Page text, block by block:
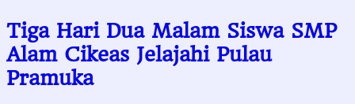
A
M
A
Tiga Hari Dua Malam Siswa SMP
Alam Cikeas Jelajahi Pulau
Pramuka